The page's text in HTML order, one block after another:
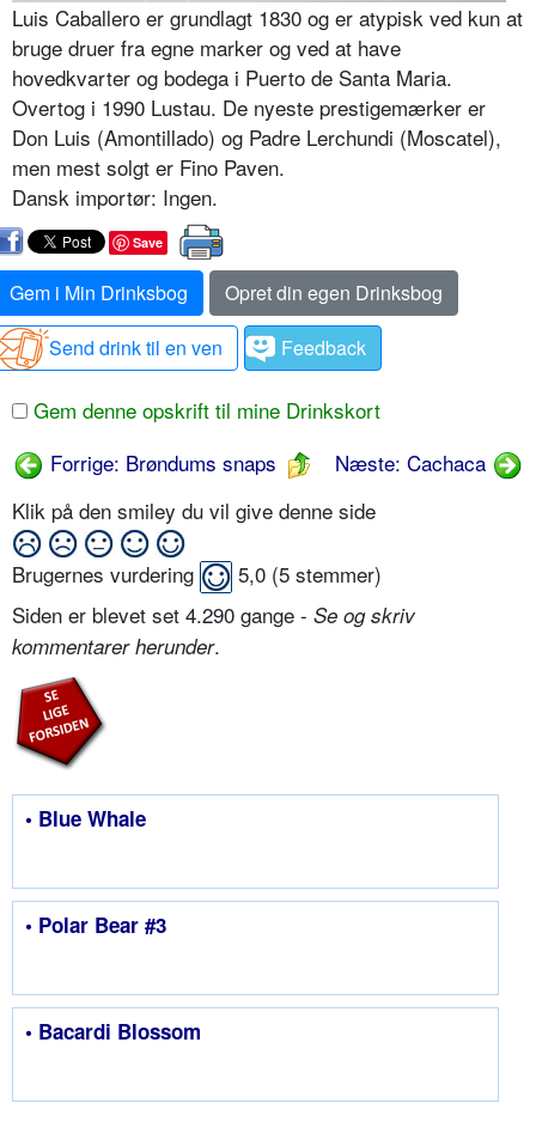
Luis Caballero er grundlagt 1830 og er aty­pisk ved kun at
bruge druer fra egne marker og ved at have
hovedkvarter og bodega i Puerto de Santa Maria.
Overtog i 1990 Lustau. De nyeste prestigemærker er
Don Luis (Amontillado) og Padre Lerchundi (Moscatel),
men mest solgt er Fino Paven.
Dansk importør: Ingen.
Save
Gem i Min Drinksbog
Opret din egen Drinksbog
Send drink til en ven
Feedback
Gem denne opskrift til mine Drinkskort
Forrige: Brøndums snaps
Næste: Cachaca
Klik på den smiley du vil give denne side
Brugernes vurdering 5,0 (5 stemmer)
Siden er blevet set 4.290 gange - Se og skriv
kommentarer herunder.
• Blue Whale
• Polar Bear #3
• Bacardi Blossom